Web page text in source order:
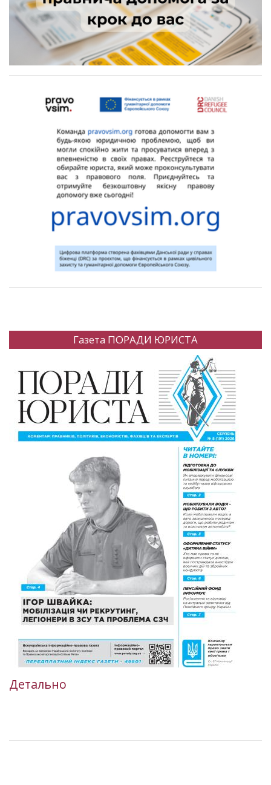
Газета ПОРАДИ ЮРИСТА
Детально